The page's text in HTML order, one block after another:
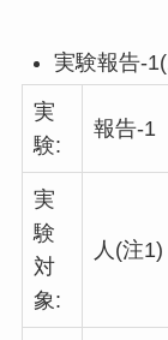
実験報告-
実
験:
報告-1
実
験
対
象:
人(注1)